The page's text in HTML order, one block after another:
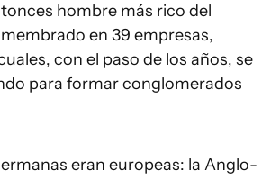
hombre más rico del
en 39 empresas,
con el paso de los años, se
para formar conglomerados
eran europeas: la Anglo-